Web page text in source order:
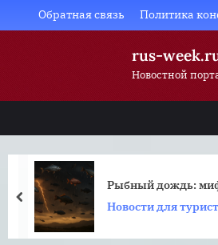
to
Обратная связь Политика
rus-
Новостной
Рыбный дождь:
Новости для
prev